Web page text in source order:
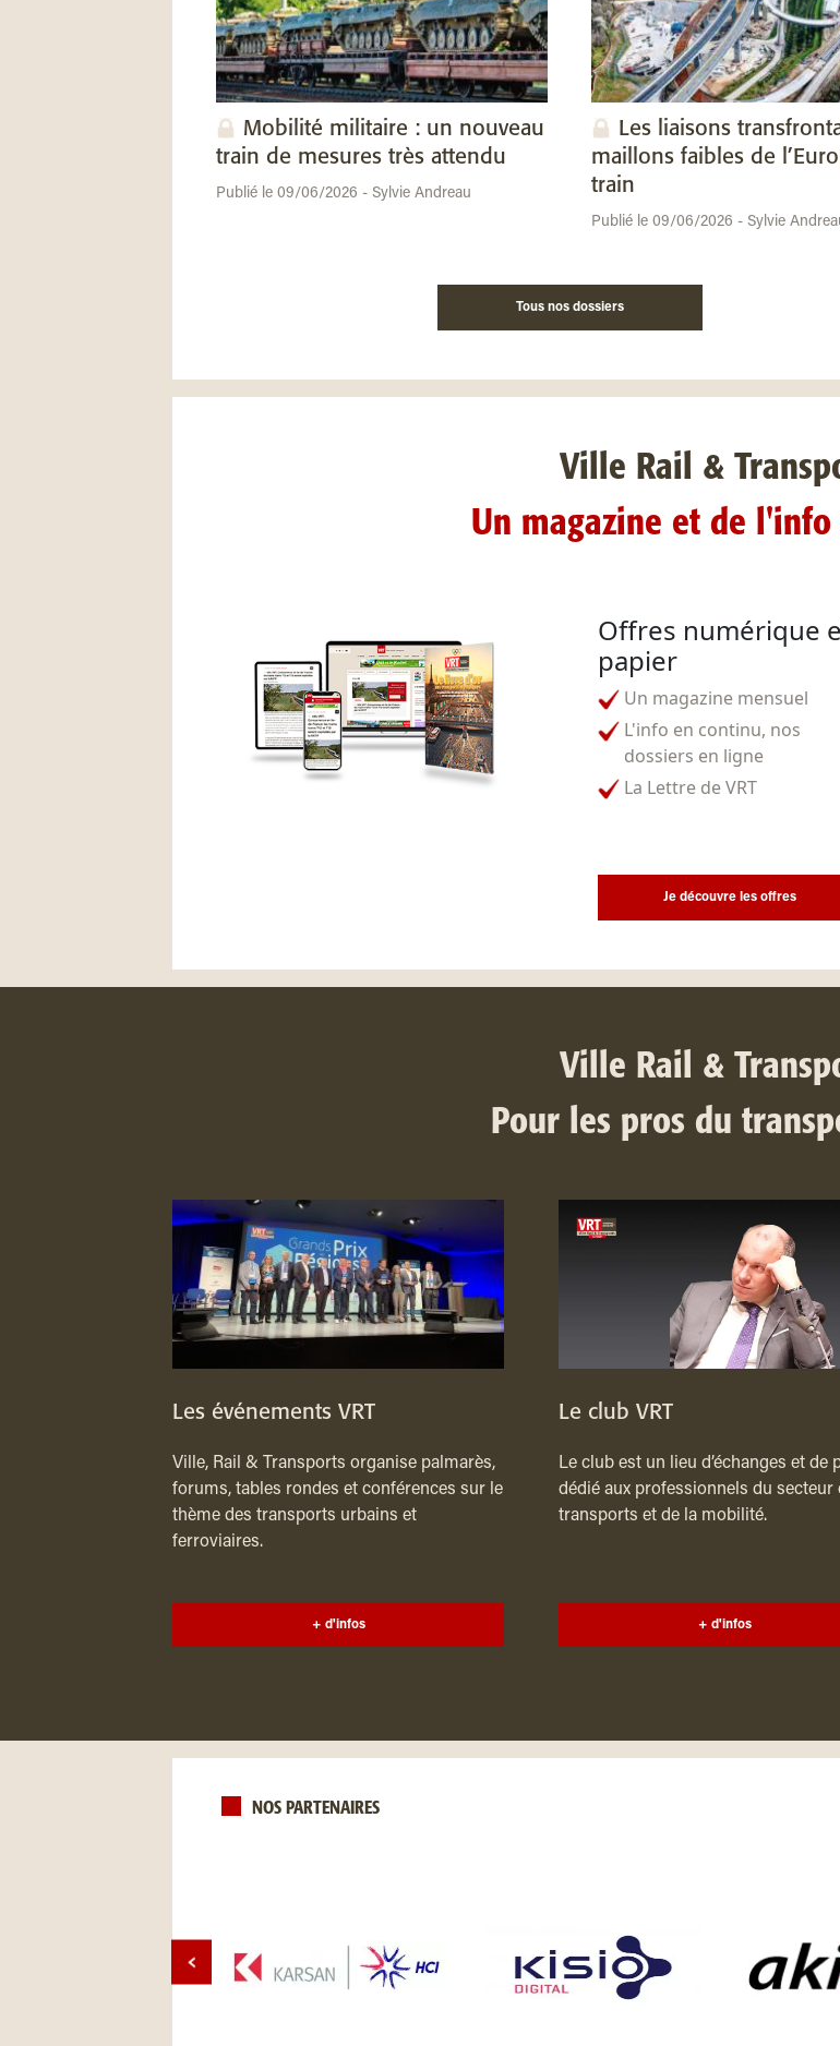
Mobilité militaire : un nouveau
train de mesures très attendu
Publié le 09/06/2026 - Sylvie Andreau
Les liaisons
maillons faibles de
train
Publié le 09/06/2026 - Sylvie
Tous nos dossiers
Ville Rail &
Un magazine et de
Offres numérique
papier
Un magazine mensuel
L'info en continu, nos
dossiers en ligne
La Lettre de VRT
Je découvre les offres
Ville Rail &
Pour les pros du
Les événements VRT
Ville, Rail & Transports organise palmarès,
forums, tables rondes et conférences sur le
thème des transports urbains et
ferroviaires.
+ d'infos
Le club VRT
Le club est un lieu d’échanges et de
dédié aux professionnels du secteur
transports et de la mobilité.
+ d'infos
NOS PARTENAIRES